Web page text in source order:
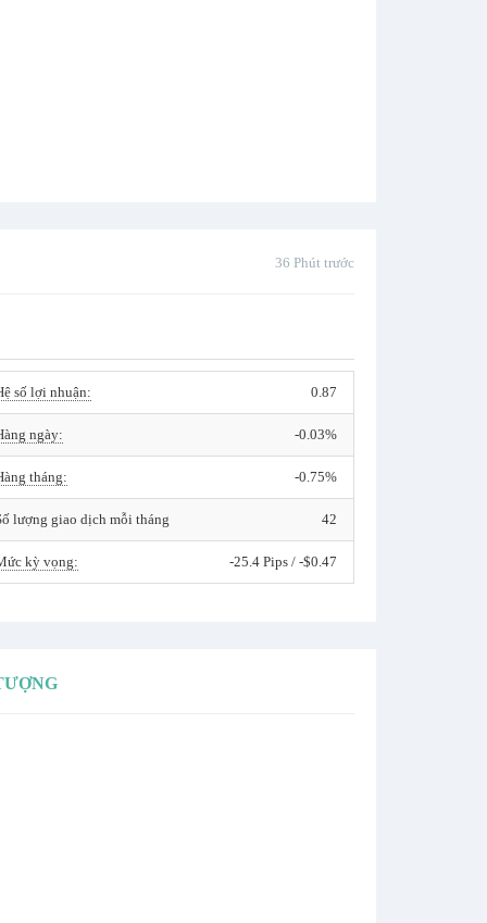
36 Phút trước
số lợi nhuận: 0.87
ngày: -0.03%
tháng: -0.75%
lượng giao dịch mỗi tháng 42
kỳ vọng: -25.4 Pips / -$0.47